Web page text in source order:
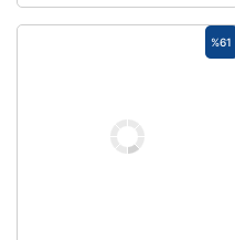
%61